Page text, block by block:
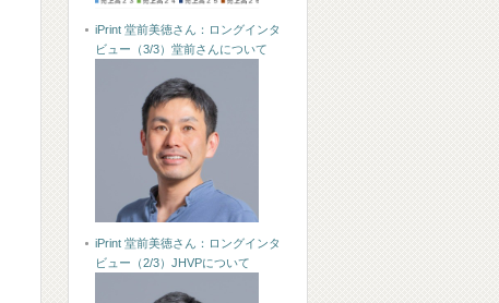
iPrint 堂前美徳さん：ロングインタ
ビュー（3/3）堂前さんについて
iPrint 堂前美徳さん：ロングインタ
ビュー（2/3）JHVPについて